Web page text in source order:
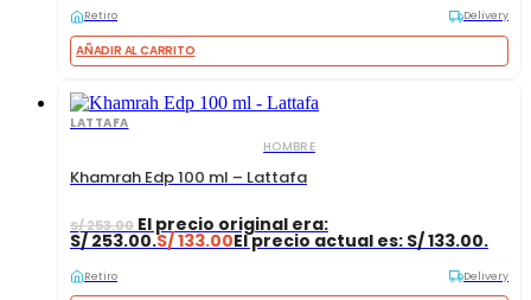
Retiro Delivery
AÑADIR AL CARRITO
LATTAFA
HOMBRE
Khamrah Edp 100 ml – Lattafa
S/253.00 El precio original era:
S/ 253.00.S/133.00El precio actual es: S/ 133.00.
Retiro Delivery